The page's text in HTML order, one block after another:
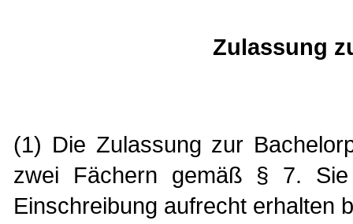
Zulassung
(1) Die Zulassung zur
zwei Fächern gemäß § 7.
Einschreibung aufrecht erhalten